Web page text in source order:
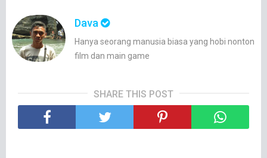
Dava
Hanya seorang manusia biasa yang hobi nonton
film dan main game
SHARE THIS POST